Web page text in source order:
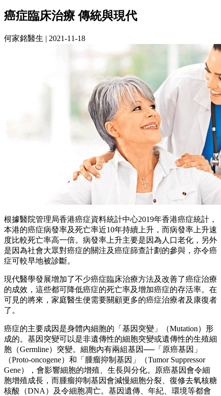
癌症臨床治療 傳統與現代
何家銘醫生 | 2021-11-18
根據醫院管理局香港癌症資料統計中心2019年香港癌症統計，
本港的癌症病發率及死亡率近10年持續上升，而病發率上升速
度比較死亡率高一倍。病發率上升主要是因為人口老化，另外
是因為社會大眾對癌症的關注及癌症篩查計劃的參與，亦令癌
症可較早地被診斷。
現代醫學發展增加了不少癌症臨床治療方法及改善了癌症治療
的成效，這些都可降低癌症的死亡率及增加癌症的存活率。在
可見的將來，家庭醫生便需要關顧更多的癌症治療者及康復者
了。
癌症的主要成因是身體內細胞的「基因突變」（Mutation）形
成的。基因突變可以是非遺傳性的細胞突變或遺傳性的生殖細
胞（Germline）突變。細胞內有兩組基因──「原癌基因」
（Proto-oncogene）和「腫瘤抑制基因」（Tumor Suppressor
Gene），會影響細胞的增殖、生長與分化。原癌基因會令細
胞增殖成長，而腫瘤抑制基因會減慢細胞分裂、復修去氧核糖
核酸（DNA）及令細胞凋亡。基因遺傳、年紀、環境等都會